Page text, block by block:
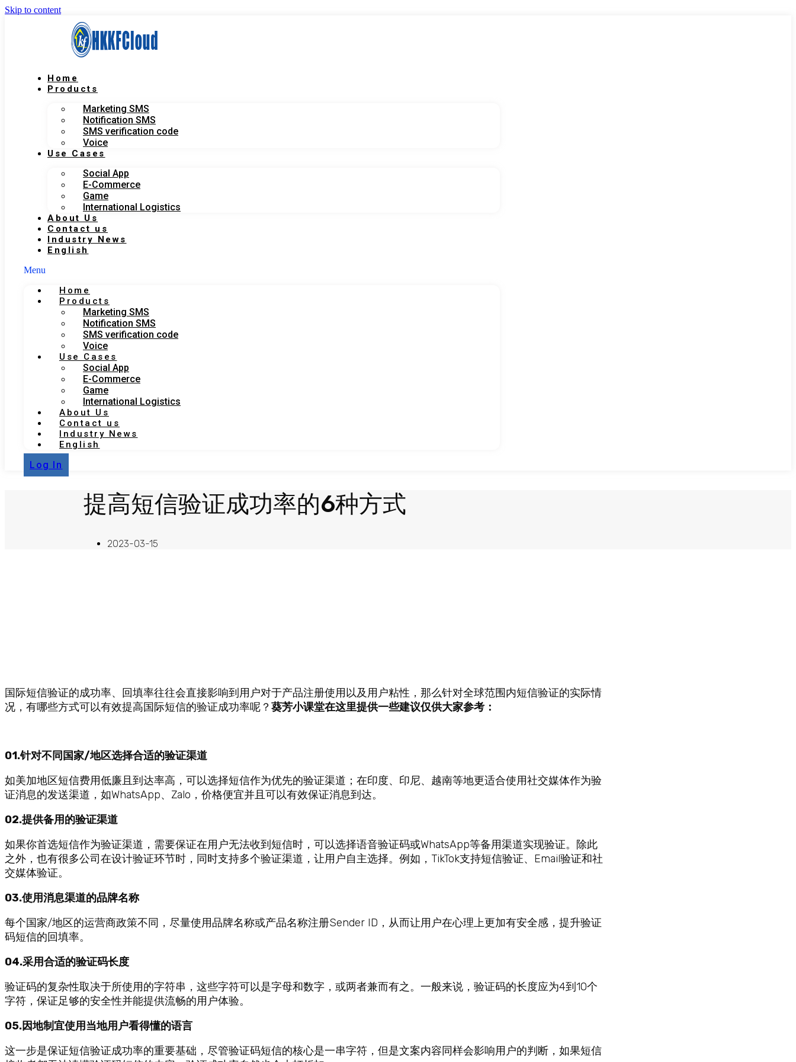
Skip to content
Home
Products
Marketing SMS
Notification SMS
SMS verification code
Voice
Use Cases
Social App
E-Commerce
Game
International Logistics
About Us
Contact us
Industry News
English
Menu
Home
Products
Marketing SMS
Notification SMS
SMS verification code
Voice
Use Cases
Social App
E-Commerce
Game
International Logistics
About Us
Contact us
Industry News
English
Log In
提高短信验证成功率的6种方式
2023-03-15
国际短信验证的成功率、回填率往往会直接影响到用户对于产品注册使用以及用户粘性，那么针对全球范围内短信验证的实际情
况，有哪些方式可以有效提高国际短信的验证成功率呢？ 葵芳小课堂在这里提供一些建议仅供大家参考：
01.针对不同国家/地区选择合适的验证渠道
如美加地区短信费用低廉且到达率高，可以选择短信作为优先的验证渠道；在印度、印尼、越南等地更适合使用社交媒体作为验
证消息的发送渠道，如WhatsApp、Zalo，价格便宜并且可以有效保证消息到达。
02.提供备用的验证渠道
如果你首选短信作为验证渠道，需要保证在用户无法收到短信时，可以选择语音验证码或WhatsApp等备用渠道实现验证。除此
之外，也有很多公司在设计验证环节时，同时支持多个验证渠道，让用户自主选择。例如，TikTok支持短信验证、Email验证和社
交媒体验证。
03.使用消息渠道的品牌名称
每个国家/地区的运营商政策不同，尽量使用品牌名称或产品名称注册Sender ID，从而让用户在心理上更加有安全感，提升验证
码短信的回填率。
04.采用合适的验证码长度
验证码的复杂性取决于所使用的字符串，这些字符可以是字母和数字，或两者兼而有之。一般来说，验证码的长度应为4到10个
字符，保证足够的安全性并能提供流畅的用户体验。
05.因地制宜使用当地用户看得懂的语言
这一步是保证短信验证成功率的重要基础，尽管验证码短信的核心是一串字符，但是文案内容同样会影响用户的判断，如果短信